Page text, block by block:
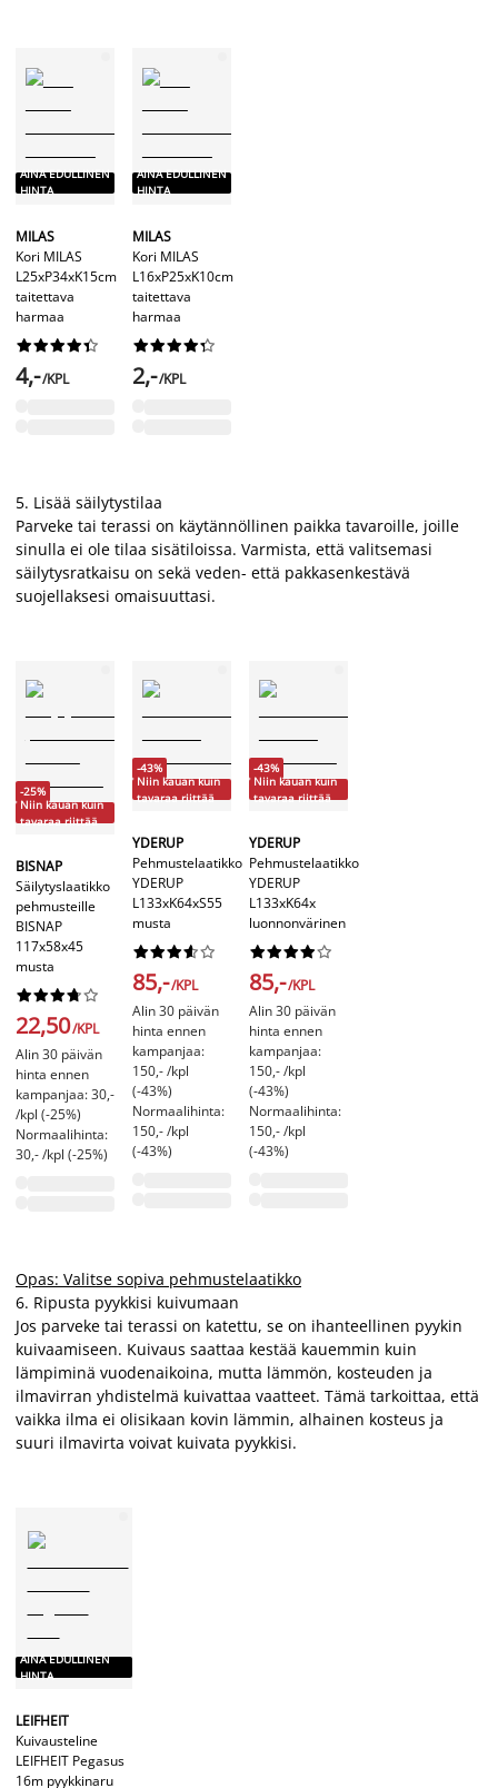
AINA EDULLINEN
HINTA
MILAS
Kori MILAS
L25xP34xK15cm
taitettava
harmaa






4,-/KPL
AINA EDULLINEN
HINTA
MILAS
Kori MILAS
L16xP25xK10cm
taitettava
harmaa






2,-/KPL
5. Lisää säilytystilaa
Parveke tai terassi on käytännöllinen paikka tavaroille, joille
sinulla ei ole tilaa sisätiloissa. Varmista, että valitsemasi
säilytysratkaisu on sekä veden- että pakkasenkestävä
suojellaksesi omaisuuttasi.
-25%
Niin kauan kuin
tavaraa riittää
BISNAP
Säilytyslaatikko
pehmusteille
BISNAP
117x58x45
musta






22,50/KPL
Alin 30 päivän
hinta ennen
kampanjaa: 30,-
/kpl (-25%)
Normaalihinta:
30,- /kpl (-25%)
-43%
Niin kauan kuin
tavaraa riittää
YDERUP
Pehmustelaatikko
YDERUP
L133xK64xS55
musta






85,-/KPL
Alin 30 päivän
hinta ennen
kampanjaa:
150,- /kpl
(-43%)
Normaalihinta:
150,- /kpl
(-43%)
-43%
Niin kauan kuin
tavaraa riittää
YDERUP
Pehmustelaatikko
YDERUP
L133xK64x
luonnonvärinen






85,-/KPL
Alin 30 päivän
hinta ennen
kampanjaa:
150,- /kpl
(-43%)
Normaalihinta:
150,- /kpl
(-43%)
Opas: Valitse sopiva pehmustelaatikko
6. Ripusta pyykkisi kuivumaan
Jos parveke tai terassi on katettu, se on ihanteellinen pyykin
kuivaamiseen. Kuivaus saattaa kestää kauemmin kuin
lämpiminä vuodenaikoina, mutta lämmön, kosteuden ja
ilmavirran yhdistelmä kuivattaa vaatteet. Tämä tarkoittaa, että
vaikka ilma ei olisikaan kovin lämmin, alhainen kosteus ja
suuri ilmavirta voivat kuivata pyykkisi.
AINA EDULLINEN
HINTA
LEIFHEIT
Kuivausteline
LEIFHEIT Pegasus
16m pyykkinaru